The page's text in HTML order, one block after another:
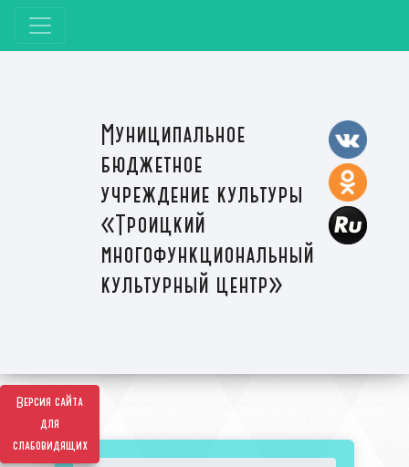
Версия сайта
для
слабовидящих
Муниципальное
бюджетное
учреждение культуры
«Троицкий
многофункциональный
культурный центр»